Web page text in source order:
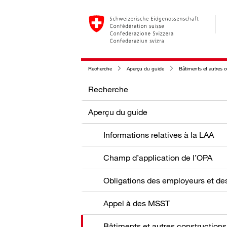
Recherche Aperçu du guide Bâtiments et autres
Recherche
Aperçu du guide
Informations relatives à la LAA
Champ d’application de l’OPA
Appel à des MSST